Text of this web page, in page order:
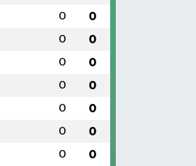
0 0
0 0
0 0
0 0
0 0
0 0
0 0